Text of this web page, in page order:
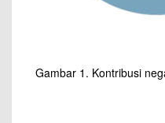
Gambar 1. Kontribusi